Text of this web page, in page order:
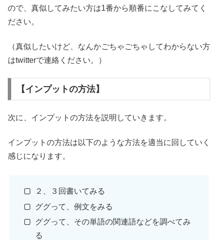
ので、真似してみたい方は1番から順番にこなしてみてく
ださい。
（真似したいけど、なんかごちゃごちゃしてわからない方
はtwitterで連絡ください。）
【インプットの方法】
次に、インプットの方法を説明していきます。
インプットの方法は以下のような方法を適当に回していく
感じになります。
２、３回書いてみる
ググって、例文をみる
ググって、その単語の関連語などを調べてみ
る